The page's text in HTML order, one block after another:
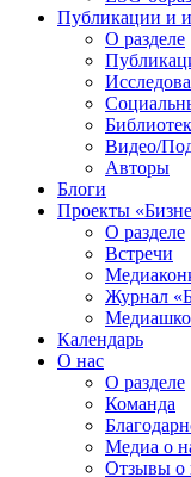
Публикации и
О разделе
Видео/
Авторы
Блоги
Проекты
О разделе
Встречи
Журнал
Календарь
О нас
О разделе
Команда
Медиа о
Отзывы о